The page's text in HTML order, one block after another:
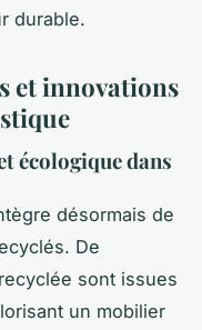
durable.
et innovations
écologique dans
désormais de
De
sont issues
un mobilier